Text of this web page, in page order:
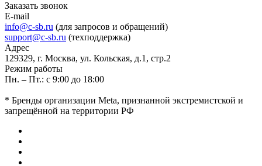
Заказать звонок
E-mail
info@c-sb.ru (для запросов и обращений)
support@c-sb.ru (техподдержка)
Адрес
129329, г. Москва, ул. Кольская, д.1, стр.2
Режим работы
Пн. – Пт.: с 9:00 до 18:00
* Бренды организации Meta, признанной экстремистской и
запрещённой на территории РФ